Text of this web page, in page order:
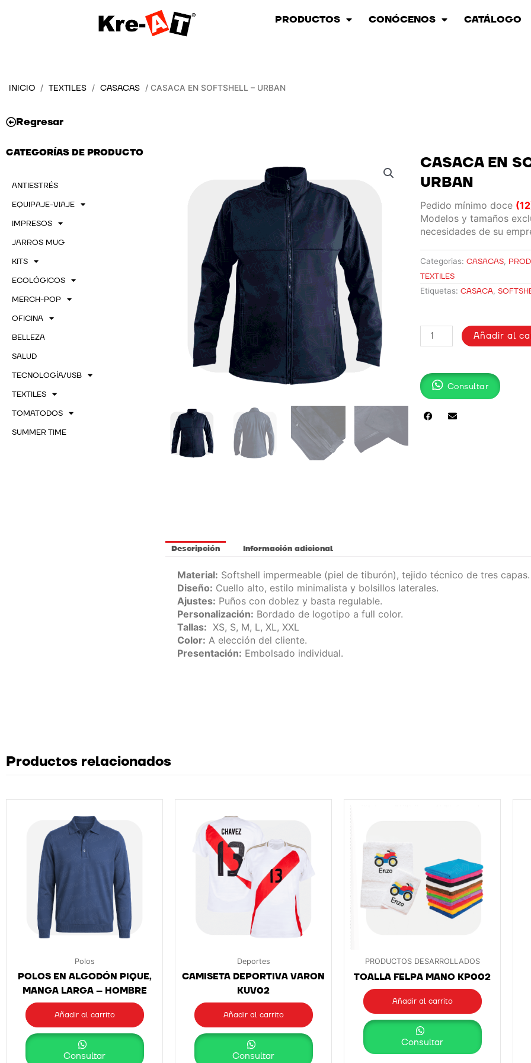
PRODUCTOS CONÓCENOS CATÁLOGO
INICIO / TEXTILES / CASACAS / CASACA EN SOFTSHELL – URBAN
Regresar
CATEGORÍAS DE PRODUCTO
ANTIESTRÉS
EQUIPAJE-VIAJE
IMPRESOS
JARROS MUG
KITS
ECOLÓGICOS
MERCH-POP
OFICINA
BELLEZA
SALUD
TECNOLOGÍA/USB
TEXTILES
TOMATODOS
SUMMER TIME
CASACA EN
URBAN
Pedido mínimo doce
Modelos y tamaños
necesidades de su
Categorias: CASACAS,
TEXTILES
Etiquetas: CASACA,
CASACA
EN
URBAN
cantidad
Añadir al
Consultar
Descripción Información adicional
Material: Softshell impermeable (piel de tiburón), tejido técnico de tres capas.
Diseño: Cuello alto, estilo minimalista y bolsillos laterales.
Ajustes: Puños con doblez y basta regulable.
Personalización: Bordado de logotipo a full color.
Tallas: XS, S, M, L, XL, XXL
Color: A elección del cliente.
Presentación: Embolsado individual.
Productos relacionados
Polos
POLOS EN ALGODÓN PIQUE,
MANGA LARGA – HOMBRE
Añadir al carrito
Consultar
Deportes
CAMISETA DEPORTIVA VARON
KUV02
Añadir al carrito
Consultar
PRODUCTOS DESARROLLADOS
TOALLA FELPA MANO KP002
Añadir al carrito
Consultar